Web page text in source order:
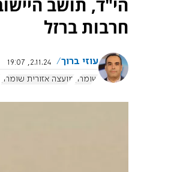
חרבות ברזל
עוזי ברוך
2.11.24, 19:07
שומרון
מועצה אזורית שומרון